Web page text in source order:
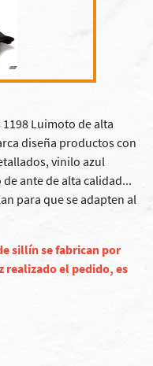
1198 Luimoto de alta
diseña productos con
vinilo azul
ante de alta calidad...
para que se adapten al
sillín se fabrican por
realizado el pedido, es